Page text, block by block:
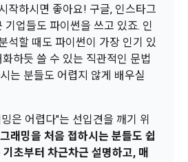
말한다. 그 외 "회사"가 운영하는 사이
자료를 DB화하여 각각의 목적에 맞게
를 제공하는 서비스를 포함한다.
비스를 이용하기 위하여 이 약관에 동
을 체결한 개인을 말한다.
프로젝트, 코드 등을 공유한 자로서, 채
개인정보, 프로젝트, 코드 등을 제공하
”을 말한다.
신의 개인정보에 대해 어떤 권리를 가
법과 절차로 행사할 수 있는지를 알려
인(부모 등)이 만14세 미만 아동의 개
권리를 행사할 수 있는지도 함께 안내
하기 위해 누구에게 연락하여 어떤 도
드립니다.
제5항에 의해 선택정보 사항에 대해서
서비스 이용에 제한되지 않습니다.
맞춤형 상품 추천 등의 마케팅 정보
.
철회
케팅 정보를 원하지 않을 경우 ‘홈>계
작하시면 좋아요! 구글, 인스타그
기업들도 파이썬을 쓰고 있죠. 인
석할 때도 파이썬이 가장 인기 있
하듯 쓸 수 있는 직관적인 문법
는 분들도 어렵지 않게 배우실
은 어렵다"는 선입견을 깨기 위
래밍을 처음 접하시는 분들도 쉽
초부터 차근차근 설명하고, 매